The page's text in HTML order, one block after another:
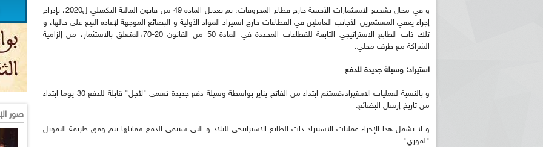
و في مجال تشجيع الاستثمارات الأجنبية خارج قطاع المحروقات، تم تعديل المادة 49 من قانون المالية التكميلي ل2020، بإدراج
إجراء يعفي المستثمرين الأجانب العاملين في القطاعات خارج استيراد المواد الأولية و البضائع الموجهة لإعادة البيع على حالها، و
تلك ذات الطابع الاستراتيجي التابعة للقطاعات المحددة في المادة 50 من القانون 20-70،المتعلق بالاستثمار، من إلزامية
الشراكة مع طرف محلي.
استيراد: وسيلة جديدة للدفع
و بالنسبة لعمليات الاستيراد،فستتم ابتداء من الفاتح يناير بواسطة وسيلة دفع جديدة تسمى "لأجل" قابلة للدفع 30 يوما ابتداء
من تاريخ إرسال البضائع.
و لا يشمل هذا الإجراء عمليات الاستيراد ذات الطابع الاستراتيجي للبلاد و التي سيبقى الدفع مقابلها يتم وفق طريقة التمويل
"لفوري".
صور